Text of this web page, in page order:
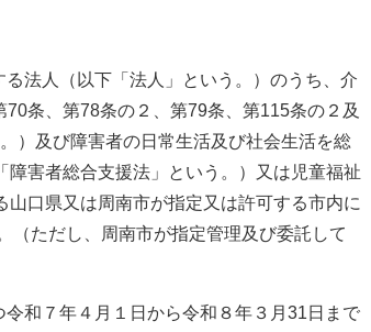
法人（以下「法人」という。）のうち、介
条、第78条の２、第79条、第115条の２及
）及び障害者の日常生活及び社会生活を総
害者総合支援法」という。）又は児童福祉
口県又は周南市が指定又は許可する市内に
（ただし、周南市が指定管理及び委託して
和７年４月１日から令和８年３月31日まで